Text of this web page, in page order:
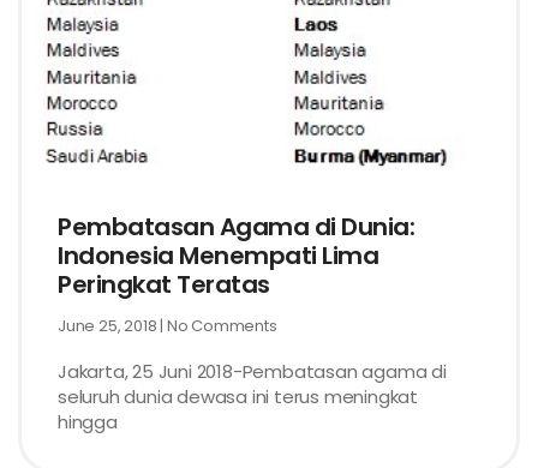
Pembatasan Agama di Dunia:
Indonesia Menempati Lima
Peringkat Teratas
June 25, 2018 No Comments
Jakarta, 25 Juni 2018-Pembatasan agama di
seluruh dunia dewasa ini terus meningkat
hingga